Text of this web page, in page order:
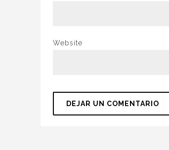
Website